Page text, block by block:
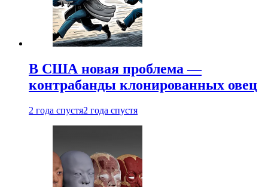
В США новая проблема —
контрабанды клонированных овец
2 года спустя2 года спустя